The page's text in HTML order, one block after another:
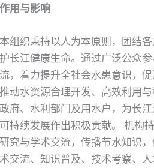
作用与影响
本组织秉持以人为本原则，团结
护长江健康生命。通过广泛公众
流，着力提升全社会水患意识，促
推动水资源合理开发、高效利用
政府、水利部门及用水户，为长
可持续发展作出积极贡献。 机构
研究与学术交流，传播节水知识
术交流、知识普及、技术考察、人